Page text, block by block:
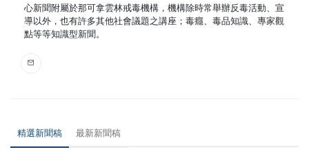
心新聞附屬於那可拿雲林戒毒機構，機構除時常舉辦反毒活動、宣
導以外，也有許多其他社會議題之講座；毒癮、毒品知識、專家觀
點等等知識型新聞。
精選新聞稿 最新新聞稿